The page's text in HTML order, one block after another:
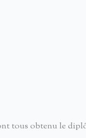
tous obtenu le